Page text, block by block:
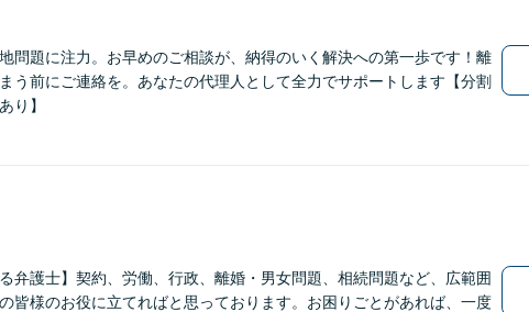
問題に注力。お早めのご相談が、納得のいく解決への第一歩です！離
う前にご連絡を。あなたの代理人として全力でサポートします【分割
り】
弁護士】契約、労働、行政、離婚・男女問題、相続問題など、広範囲
皆様のお役に立てればと思っております。お困りごとがあれば、一度